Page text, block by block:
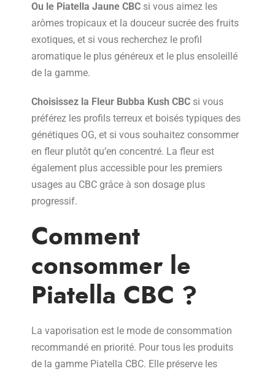
Ou le Piatella Jaune CBC si vous aimez les
arômes tropicaux et la douceur sucrée des fruits
exotiques, et si vous recherchez le profil
aromatique le plus généreux et le plus ensoleillé
de la gamme.
Choisissez la Fleur Bubba Kush CBC si vous
préférez les profils terreux et boisés typiques des
génétiques OG, et si vous souhaitez consommer
en fleur plutôt qu’en concentré. La fleur est
également plus accessible pour les premiers
usages au CBC grâce à son dosage plus
progressif.
Comment
consommer le
Piatella CBC ?
La vaporisation est le mode de consommation
recommandé en priorité. Pour tous les produits
de la gamme Piatella CBC. Elle préserve les